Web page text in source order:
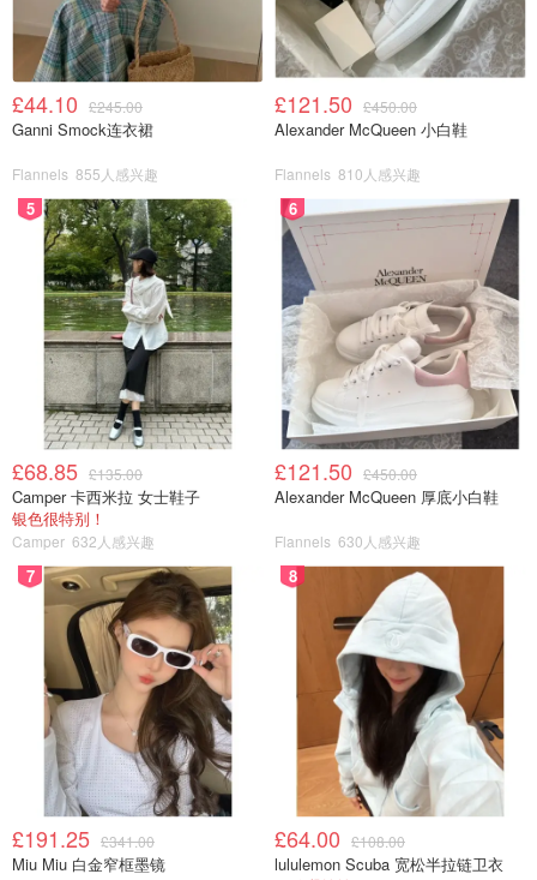
£44.10 £245.00
Ganni Smock连衣裙
Flannels 855人感兴趣
£121.50 £450.00
Alexander McQueen 小白鞋
Flannels 810人感兴趣
5
£68.85 £135.00
Camper 卡西米拉 女士鞋子
银色很特别！
Camper 632人感兴趣
6
£121.50 £450.00
Alexander McQueen 厚底小白鞋
Flannels 630人感兴趣
7
£191.25 £341.00
Miu Miu 白金窄框墨镜
8
£64.00 £108.00
lululemon Scuba 宽松半拉链卫衣